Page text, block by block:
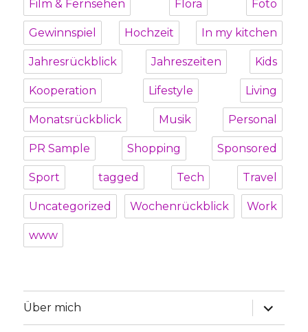
Film & Fernsehen Flora Foto
Gewinnspiel Hochzeit In my kitchen
Jahresrückblick Jahreszeiten Kids
Kooperation Lifestyle Living
Monatsrückblick Musik Personal
PR Sample Shopping Sponsored
Sport tagged Tech Travel
Uncategorized Wochenrückblick Work
www
Über mich
öffnen